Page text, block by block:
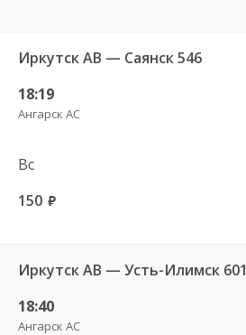
Иркутск АВ — Саянск 546
18:19
Ангарск АС
Вс
150 руб.
Иркутск АВ — Усть-Илимск 601
18:40
Ангарск АС